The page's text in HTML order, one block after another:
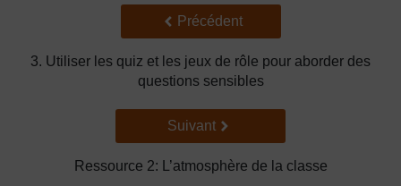
Précédent
Précédent
3. Utiliser les quiz et les jeux de rôle pour aborder des
questions sensibles
Suivant
Suivant
Ressource 2: L’atmosphère de la classe